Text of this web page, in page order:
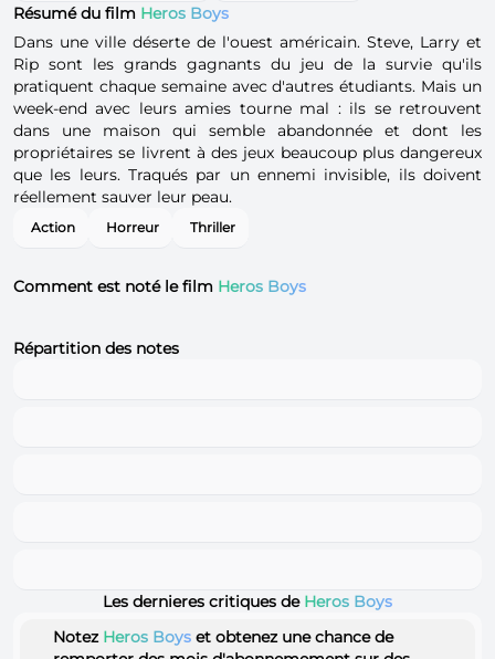
Résumé du film Heros Boys
Dans une ville déserte de l'ouest américain. Steve, Larry et
Rip sont les grands gagnants du jeu de la survie qu'ils
pratiquent chaque semaine avec d'autres étudiants. Mais un
week-end avec leurs amies tourne mal : ils se retrouvent
dans une maison qui semble abandonnée et dont les
propriétaires se livrent à des jeux beaucoup plus dangereux
que les leurs. Traqués par un ennemi invisible, ils doivent
réellement sauver leur peau.
Action Horreur Thriller
Comment est noté le film Heros Boys
Répartition des notes
Les dernieres critiques de Heros Boys
Notez Heros Boys et obtenez une chance de